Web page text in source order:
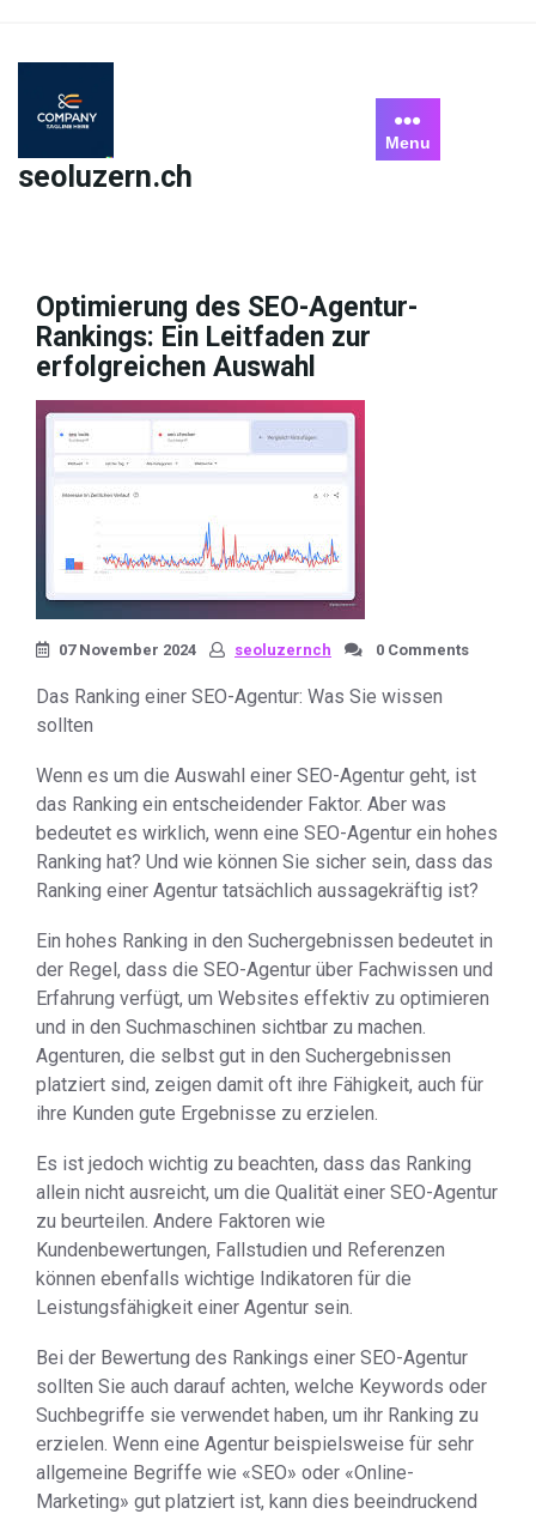
content
seoluzern.ch
Menu
Optimierung des SEO-Agentur-
Rankings: Ein Leitfaden zur
erfolgreichen Auswahl
07 November 2024 seoluzernch 0 Comments
Das Ranking einer SEO-Agentur: Was Sie wissen
sollten
Wenn es um die Auswahl einer SEO-Agentur geht, ist
das Ranking ein entscheidender Faktor. Aber was
bedeutet es wirklich, wenn eine SEO-Agentur ein hohes
Ranking hat? Und wie können Sie sicher sein, dass das
Ranking einer Agentur tatsächlich aussagekräftig ist?
Ein hohes Ranking in den Suchergebnissen bedeutet in
der Regel, dass die SEO-Agentur über Fachwissen und
Erfahrung verfügt, um Websites effektiv zu optimieren
und in den Suchmaschinen sichtbar zu machen.
Agenturen, die selbst gut in den Suchergebnissen
platziert sind, zeigen damit oft ihre Fähigkeit, auch für
ihre Kunden gute Ergebnisse zu erzielen.
Es ist jedoch wichtig zu beachten, dass das Ranking
allein nicht ausreicht, um die Qualität einer SEO-Agentur
zu beurteilen. Andere Faktoren wie
Kundenbewertungen, Fallstudien und Referenzen
können ebenfalls wichtige Indikatoren für die
Leistungsfähigkeit einer Agentur sein.
Bei der Bewertung des Rankings einer SEO-Agentur
sollten Sie auch darauf achten, welche Keywords oder
Suchbegriffe sie verwendet haben, um ihr Ranking zu
erzielen. Wenn eine Agentur beispielsweise für sehr
allgemeine Begriffe wie «SEO» oder «Online-
Marketing» gut platziert ist, kann dies beeindruckend